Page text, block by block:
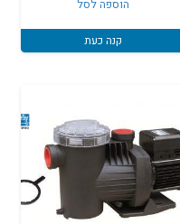
היה:
₪890.
₪799.
הוספה לסל
קנה כעת